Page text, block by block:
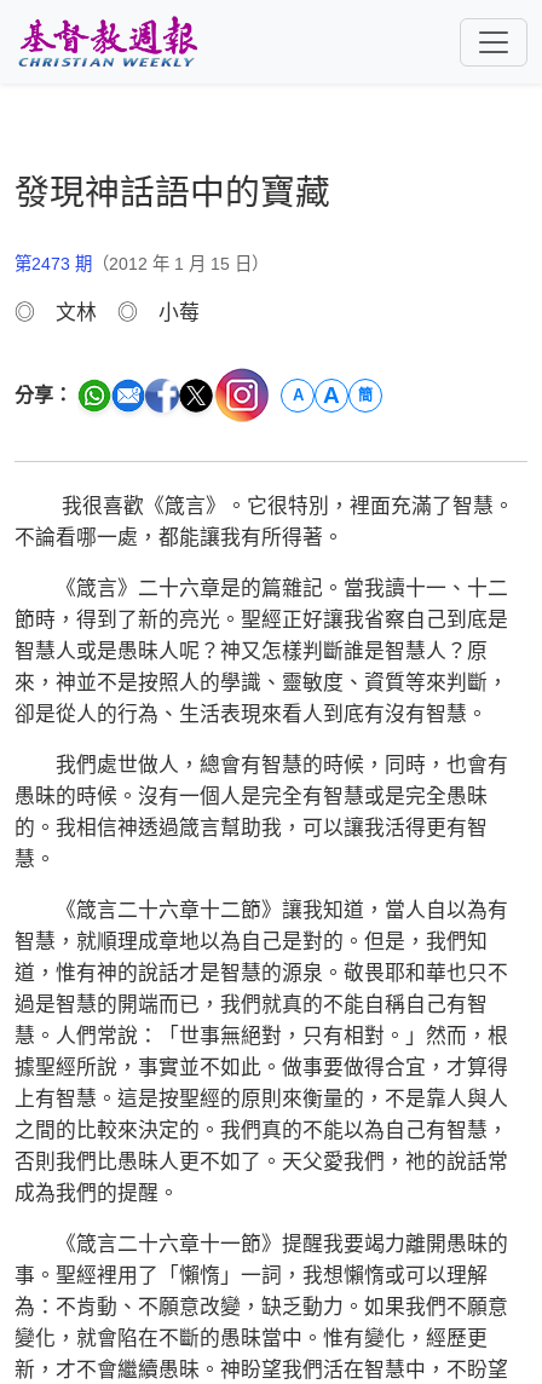
發現神話語中的寶藏
第2473 期 （2012 年 1 月 15 日）
◎ 文林 ◎ 小莓
分享： A A 簡
我很喜歡《箴言》。它很特別，裡面充滿了智慧。
不論看哪一處，都能讓我有所得著。
《箴言》二十六章是的篇雜記。當我讀十一、十二
節時，得到了新的亮光。聖經正好讓我省察自己到底是
智慧人或是愚昧人呢？神又怎樣判斷誰是智慧人？原
來，神並不是按照人的學識、靈敏度、資質等來判斷，
卻是從人的行為、生活表現來看人到底有沒有智慧。
我們處世做人，總會有智慧的時候，同時，也會有
愚昧的時候。沒有一個人是完全有智慧或是完全愚昧
的。我相信神透過箴言幫助我，可以讓我活得更有智
慧。
《箴言二十六章十二節》讓我知道，當人自以為有
智慧，就順理成章地以為自己是對的。但是，我們知
道，惟有神的說話才是智慧的源泉。敬畏耶和華也只不
過是智慧的開端而已，我們就真的不能自稱自己有智
慧。人們常說：「世事無絕對，只有相對。」然而，根
據聖經所說，事實並不如此。做事要做得合宜，才算得
上有智慧。這是按聖經的原則來衡量的，不是靠人與人
之間的比較來決定的。我們真的不能以為自己有智慧，
否則我們比愚昧人更不如了。天父愛我們，祂的說話常
成為我們的提醒。
《箴言二十六章十一節》提醒我要竭力離開愚昧的
事。聖經裡用了「懶惰」一詞，我想懶惰或可以理解
為：不肯動、不願意改變，缺乏動力。如果我們不願意
變化，就會陷在不斷的愚昧當中。惟有變化，經歷更
新，才不會繼續愚昧。神盼望我們活在智慧中，不盼望